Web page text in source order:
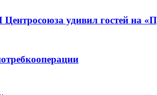
удивил гостей на